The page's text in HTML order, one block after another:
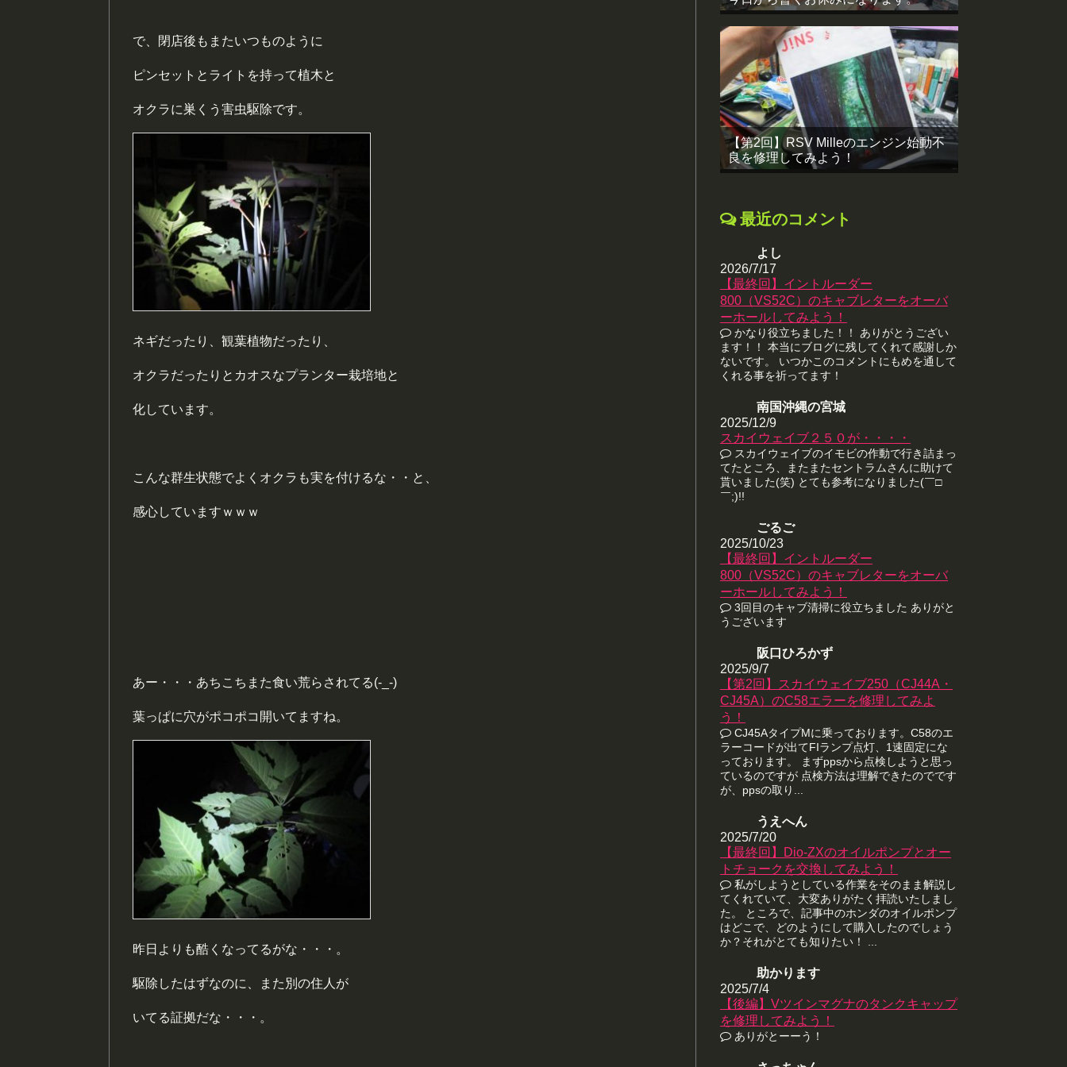
で、閉店後もまたいつものように
ピンセットとライトを持って植木と
オクラに巣くう害虫駆除です。
ネギだったり、観葉植物だったり、
オクラだったりとカオスなプランター栽培地と
化しています。
こんな群生状態でよくオクラも実を付けるな・・と、
感心していますｗｗｗ
あー・・・あちこちまた食い荒らされてる(-_-)
葉っぱに穴がポコポコ開いてますね。
昨日よりも酷くなってるがな・・・。
駆除したはずなのに、また別の住人が
いてる証拠だな・・・。
【第2回】RSV Milleのエンジン始動不
良を修理してみよう！
最近のコメント
よし
2026/7/17
【最終回】イントルーダー
800（VS52C）のキャブレターをオーバ
ーホールしてみよう！
かなり役立ちました！！ ありがとうござい
ます！！ 本当にブログに残してくれて感謝しか
ないです。 いつかこのコメントにもめを通して
くれる事を祈ってます！
南国沖縄の宮城
2025/12/9
スカイウェイブ２５０が・・・・
スカイウェイブのイモビの作動で行き詰まっ
てたところ、またまたセントラムさんに助けて
貰いました(笑) とても参考になりました(￣□
￣;)!!
ごるご
2025/10/23
【最終回】イントルーダー
800（VS52C）のキャブレターをオーバ
ーホールしてみよう！
3回目のキャブ清掃に役立ちました ありがと
うございます
阪口ひろかず
2025/9/7
【第2回】スカイウェイブ250（CJ44A・
CJ45A）のC58エラーを修理してみよ
う！
CJ45AタイプMに乗っております。C58のエ
ラーコードが出てFIランプ点灯、1速固定にな
っております。 まずppsから点検しようと思っ
ているのですが 点検方法は理解できたのでです
が、ppsの取り...
うえへん
2025/7/20
【最終回】Dio-ZXのオイルポンプとオー
トチョークを交換してみよう！
私がしようとしている作業をそのまま解説し
てくれていて、大変ありがたく拝読いたしまし
た。 ところで、記事中のホンダのオイルポンプ
はどこで、どのようにして購入したのでしょう
か？それがとても知りたい！ ...
助かります
2025/7/4
【後編】Vツインマグナのタンクキャップ
を修理してみよう！
ありがとーーう！